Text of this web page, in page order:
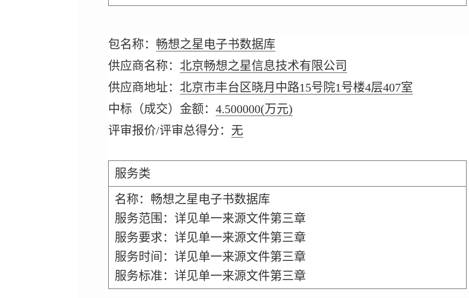
包名称： 畅想之星电子书数据库
供应商名称： 北京畅想之星信息技术有限公司
供应商地址： 北京市丰台区晓月中路15号院1号楼4层407室
中标（成交）金额： 4.500000(万元)
评审报价/评审总得分： 无
服务类
名称：畅想之星电子书数据库
服务范围：详见单一来源文件第三章
服务要求：详见单一来源文件第三章
服务时间：详见单一来源文件第三章
服务标准：详见单一来源文件第三章